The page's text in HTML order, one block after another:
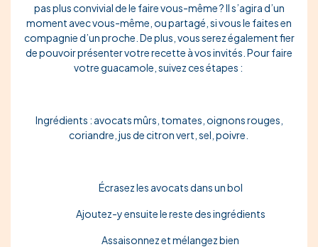
pas plusconvivialde le faire vous-même ? Il s’agira d’un
moment avec vous-même, ou partagé, si vous le faites en
compagnie d’un proche. De plus, vous serez également fier
de pouvoir présenter votre recette à vos invités. Pour faire
votre guacamole, suivez ces étapes :
Ingrédients : avocats mûrs, tomates, oignons rouges,
coriandre, jus de citron vert, sel, poivre.
Écrasezles avocats dans un bol
Ajoutez-y ensuite le reste des ingrédients
Assaisonnezet mélangez bien